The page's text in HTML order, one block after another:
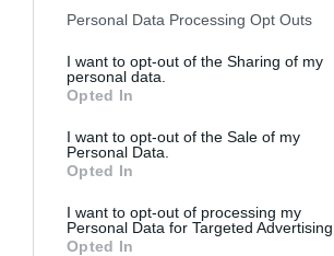
Personal Data Processing Opt Outs
I want to opt-out of the Sharing of my
personal data.
Opted In
I want to opt-out of the Sale of my
Personal Data.
Opted In
I want to opt-out of processing my
Personal Data for Targeted Advertising.
Opted In
Newsletter
Κάθε βδομάδα στο e-mail σας τα
την Τέχνη και τον Πολιτισμό!